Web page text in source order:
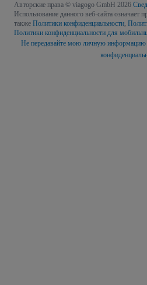
Авторские права © viagogo GmbH 2026
Использование данного веб-сайта означает
также Политики конфиденциальности,
Политики конфиденциальности для
Не передавайте мою личную информацию